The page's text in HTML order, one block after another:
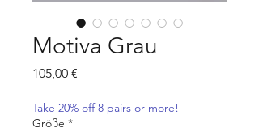
Motiva Grau
105,00 €
Take 20% off 8 pairs or more!
Größe *